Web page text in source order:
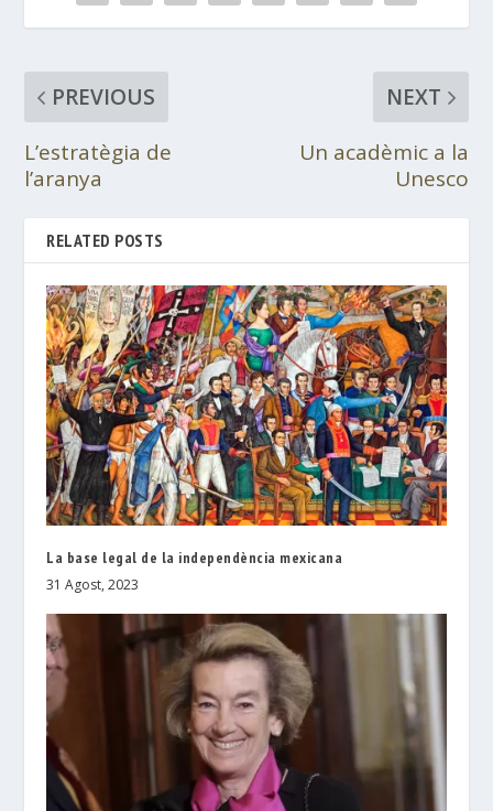
PREVIOUS
L’estratègia de
l’aranya
NEXT
Un acadèmic a la
Unesco
RELATED POSTS
La base legal de la independència mexicana
31 Agost, 2023